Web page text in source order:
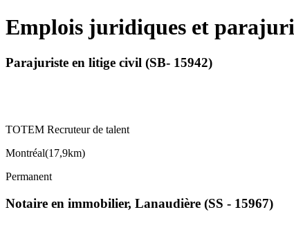
Emplois juridiques et
Parajuriste en litige civil (SB- 15942)
TOTEM Recruteur de talent
Montréal(17,9km)
Permanent
Notaire en immobilier, Lanaudière (SS - 15967)